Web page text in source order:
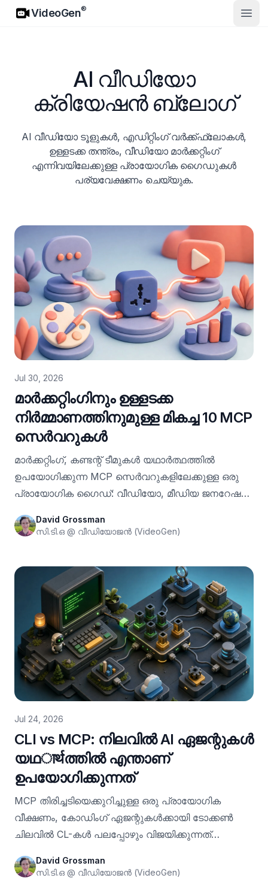
VideoGen
VideoGen®
AI വീഡിയോ
ക്രിയേഷൻ ബ്ലോഗ്
AI വീഡിയോ ടൂളുകൾ, എഡിറ്റിംഗ് വർക്ക്ഫ്ലോകൾ,
ഉള്ളടക്ക തന്ത്രം, വീഡിയോ മാർക്കറ്റിംഗ്
എന്നിവയിലേക്കുള്ള പ്രായോഗിക ഗൈഡുകൾ
പര്യവേക്ഷണം ചെയ്യുക.
Jul 30, 2026
മാർക്കറ്റിംഗിനും ഉള്ളടക്ക
നിർമ്മാണത്തിനുമുള്ള മികച്ച 10 MCP
സെർവറുകൾ
മാർക്കറ്റിംഗ്, കണ്ടന്റ് ടീമുകൾ യഥാർത്ഥത്തിൽ
ഉപയോഗിക്കുന്ന MCP സെർവറുകളിലേക്കുള്ള ഒരു
പ്രായോഗിക ഗൈഡ്: വീഡിയോ, മീഡിയ ജനറേഷൻ,
പബ്ലിഷിംഗ്, കൂടാതെ Claude, ChatGPT, Cursor
David Grossman
സി.ടി.ഒ @ വീഡിയോജൻ (VideoGen)
Jul 24, 2026
CLI vs MCP: നിലവിൽ AI ഏജന്റുകൾ
യഥार्थത്തിൽ എന്താണ്
ഉപയോഗിക്കുന്നത്
MCP തിരിച്ചടിയെക്കുറിച്ചുള്ള ഒരു പ്രായോഗിക
വീക്ഷണം, കോഡിംഗ് ഏജന്റുകൾക്കായി ടോക്കൺ
ചിലവിൽ CL-കൾ പലപ്പോഴും വിജയിക്കുന്നത്
MCP സെർവർ എന്നിവ നൽകുന്നത്.
David Grossman
സി.ടി.ഒ @ വീഡിയോജൻ (VideoGen)